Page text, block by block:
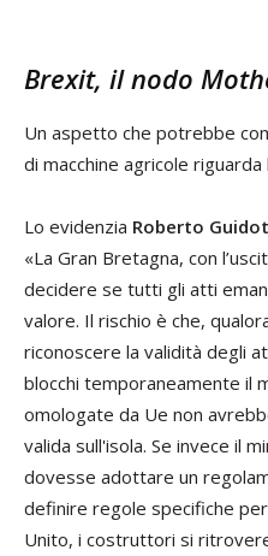
Brexit, il nodo
Un aspetto che potrebbe
di macchine agricole
Lo evidenzia Roberto
«La Gran Bretagna, con
decidere se tutti gli atti
valore. Il rischio è che,
riconoscere la validità degli
blocchi temporaneamente il
omologate da Ue non
valida sull'isola. Se invece il
dovesse adottare un
definire regole specifiche
Unito, i costruttori si